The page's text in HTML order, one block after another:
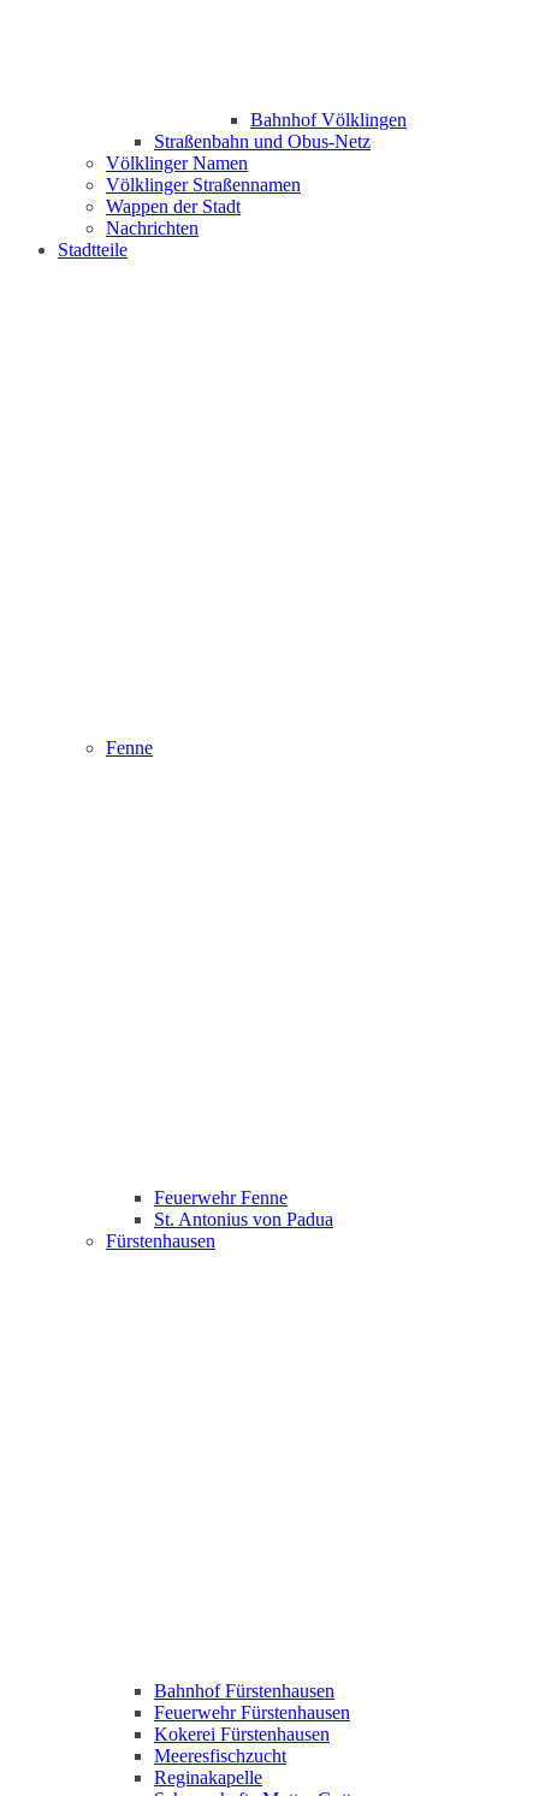
Bahnhof Völklingen
Straßenbahn und Obus-Netz
Völklinger Namen
Völklinger Straßennamen
Wappen der Stadt
Nachrichten
Stadtteile
Fenne
Feuerwehr Fenne
St. Antonius von Padua
Fürstenhausen
Bahnhof Fürstenhausen
Feuerwehr Fürstenhausen
Kokerei Fürstenhausen
Meeresfischzucht
Reginakapelle